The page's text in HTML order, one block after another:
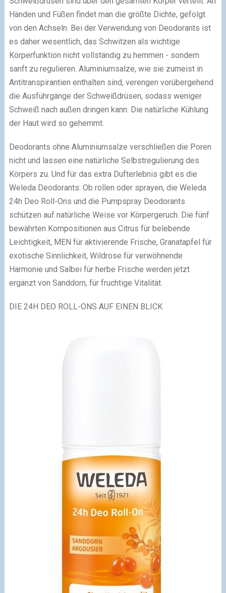
Händen und Füßen findet man die größte Dichte, gefolgt
von den Achseln. Bei der Verwendung von Deodorants ist
es daher wesentlich, das Schwitzen als wichtige
Körperfunktion nicht vollständig zu hemmen - sondern
sanft zu regulieren. Aluminiumsalze, wie sie zumeist in
Antitranspirantien enthalten sind, verengen vorübergehend
die Ausführgänge der Schweißdrüsen, sodass weniger
Schweiß nach außen dringen kann. Die natürliche Kühlung
der Haut wird so gehemmt.
Deodorants ohne Aluminiumsalze verschließen die Poren
nicht und lassen eine natürliche Selbstregulierung des
Körpers zu. Und für das extra Dufterlebnis gibt es die
Weleda Deodorants: Ob rollen oder sprayen, die Weleda
24h Deo Roll-Ons und die Pumpspray Deodorants
schützen auf natürliche Weise vor Körpergeruch. Die fünf
bewährten Kompositionen aus Citrus für belebende
Leichtigkeit, MEN für aktivierende Frische, Granatapfel für
exotische Sinnlichkeit, Wildrose für verwöhnende
Harmonie und Salbei für herbe Frische werden jetzt
ergänzt von Sanddorn, für fruchtige Vitalität.
DIE 24H DEO ROLL-ONS AUF EINEN BLICK